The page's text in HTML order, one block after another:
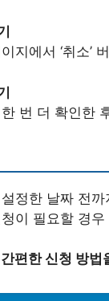
지에서 ‘취소’
번 더 확인한
정한 날짜 전
이 필요할 경
편한 신청 방법